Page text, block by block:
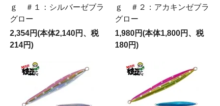
ｇ ＃１：シルバーゼブラ
グロー
2,354円(本体2,140円、税
214円)
ｇ ＃２：アカキンゼブラ
グロー
1,980円(本体1,800円、税
180円)